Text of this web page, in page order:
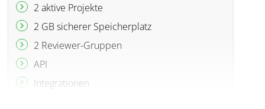
2 aktive Projekte
2 GB sicherer Speicherplatz
2 Reviewer-Gruppen
API
Integrationen